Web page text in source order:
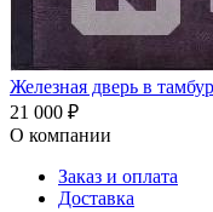
Железная дверь в
21 000 ₽
О компании
Заказ и оплата
Доставка